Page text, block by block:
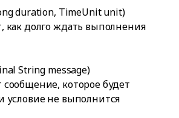
duration, TimeUnit unit)
как долго ждать выполнения
String message)
сообщение, которое будет
условие не выполнится